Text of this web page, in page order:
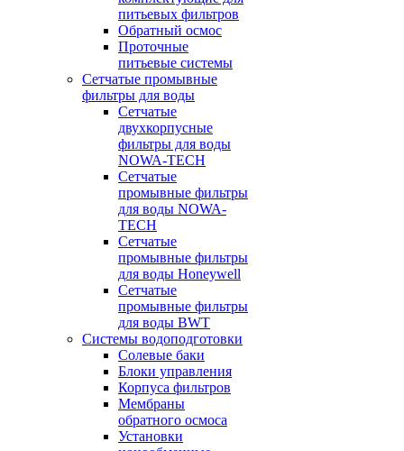
питьевых фильтров
Обратный осмос
Проточные
питьевые системы
Сетчатые промывные
фильтры для воды
Сетчатые
двухкорпусные
фильтры для воды
NOWA-TECH
Сетчатые
промывные фильтры
для воды NOWA-
TECH
Сетчатые
промывные фильтры
для воды Honeywell
Сетчатые
промывные фильтры
для воды BWT
Системы водоподготовки
Солевые баки
Блоки управления
Корпуса фильтров
Мембраны
обратного осмоса
Установки